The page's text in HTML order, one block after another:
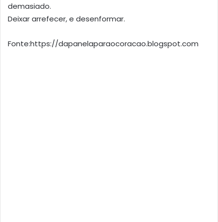
demasiado.
Deixar arrefecer, e desenformar.
Fonte:https://dapanelaparaocoracao.blogspot.com